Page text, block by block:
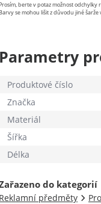
Prosím, berte v potaz možnost
Barvy se mohou lišit z důvodu jiné
Parametry
Produktové číslo
Značka
Materiál
Šířka
Délka
do kategorií
Reklamní předměty